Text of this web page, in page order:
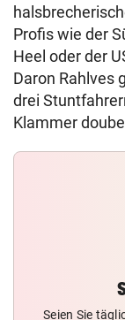
Profis wie der
Heel oder der
Daron Rahlves
drei
Klammer
Seien Sie